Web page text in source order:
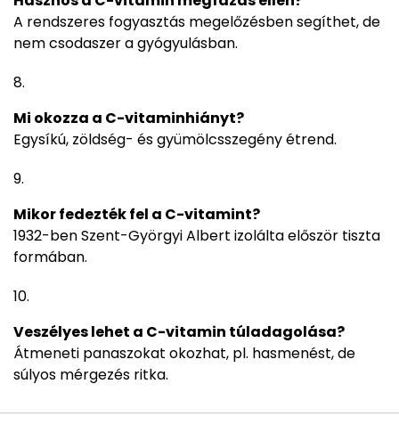
A rendszeres fogyasztás megelőzésben segíthet, de
nem csodaszer a gyógyulásban.
Mi okozza a C-vitaminhiányt?
Egysíkú, zöldség- és gyümölcsszegény étrend.
Mikor fedezték fel a C-vitamint?
1932-ben Szent-Györgyi Albert izolálta először tiszta
formában.
Veszélyes lehet a C-vitamin túladagolása?
Átmeneti panaszokat okozhat, pl. hasmenést, de
súlyos mérgezés ritka.